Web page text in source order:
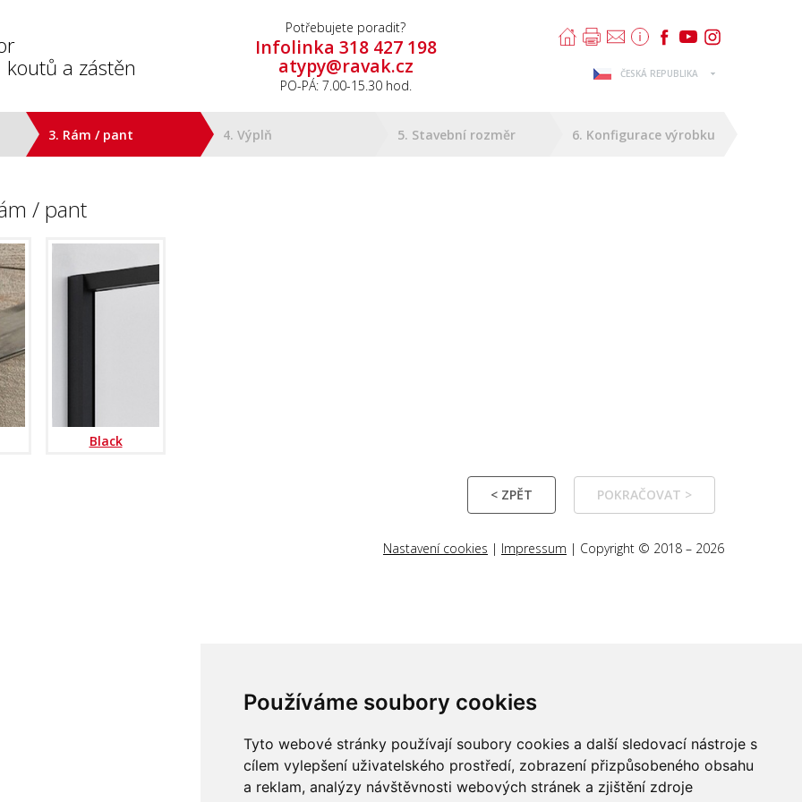
Používáme soubory cookies
Tyto webové stránky používají soubory cookies a další sledovací nástroje s
cílem vylepšení uživatelského prostředí, zobrazení přizpůsobeného obsahu
a reklam, analýzy návštěvnosti webových stránek a zjištění zdroje
koutů a zástěn
Potřebujete poradit?
Infolinka 318 427 198
atypy@ravak.cz
PO-PÁ: 7.00-15.30 hod.
ČESKÁ REPUBLIKA
3. Rám / pant 4. Výplň 5. Stavební rozměr 6. Konfigurace výrobku
/ pant
Black
< ZPĚT POKRAČOVAT >
Nastavení cookies | Impressum | Copyright © 2018 – 2026